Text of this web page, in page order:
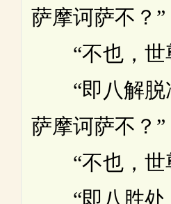
萨摩诃萨不？”
“不也，世
“即八解脱
萨摩诃萨不？”
“不也，世
“即八胜处